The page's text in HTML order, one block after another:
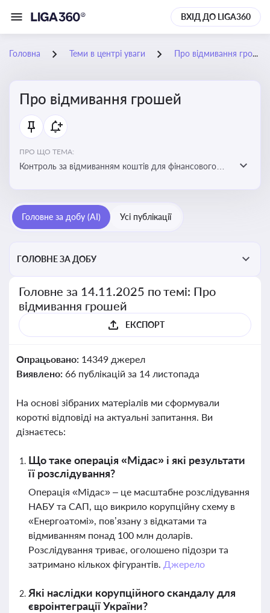
ВХІД ДО LIGA360
Головна Теми в центрі уваги Про відмивання грошей
Про відмивання грошей
ПРО ЩО ТЕМА:
Контроль за відмиванням коштів для фінансового
сплати податків. Вбудовування AML у договори та
Головне за добу (AI) Усі публікації
ГОЛОВНЕ ЗА ДОБУ
Головне за 14.11.2025 по темі: Про
відмивання грошей
ЕКСПОРТ
Опрацьовано: 14349 джерел
Виявлено: 66 публікацій за 14 листопада
На основі зібраних матеріалів ми сформували
короткі відповіді на актуальні запитання. Ви
дізнаєтесь:
Що таке операція «Мідас» і які результати
її розслідування?
Операція «Мідас» – це масштабне розслідування
НАБУ та САП, що викрило корупційну схему в
«Енергоатомі», пов’язану з відкатами та
відмиванням понад 100 млн доларів.
Розслідування триває, оголошено підозри та
затримано кількох фігурантів. Джерело
Які наслідки корупційного скандалу для
євроінтеграції України?